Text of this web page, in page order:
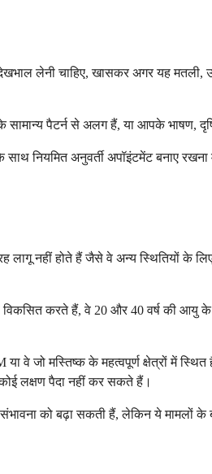
लेनी चाहिए, खासकर अगर यह
सामान्य पैटर्न से अलग हैं, या आपके भाषण,
नियमित अनुवर्ती अपॉइंटमेंट बनाए
लागू नहीं होते हैं जैसे वे अन्य स्थितियों
करते हैं, वे 20 और 40 वर्ष की आयु
मस्तिष्क के महत्वपूर्ण क्षेत्रों में स्थित
लक्षण पैदा नहीं कर सकते हैं।
को बढ़ा सकती हैं, लेकिन ये मामलों के